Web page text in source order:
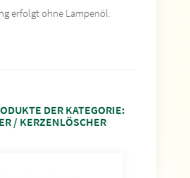
erfolgt ohne Lampenöl.
DER KATEGORIE:
/ KERZENLÖSCHER